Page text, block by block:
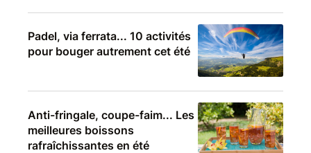
Padel, via ferrata... 10 activités
pour bouger autrement cet été
Anti-fringale, coupe-faim... Les
meilleures boissons
rafraîchissantes en été